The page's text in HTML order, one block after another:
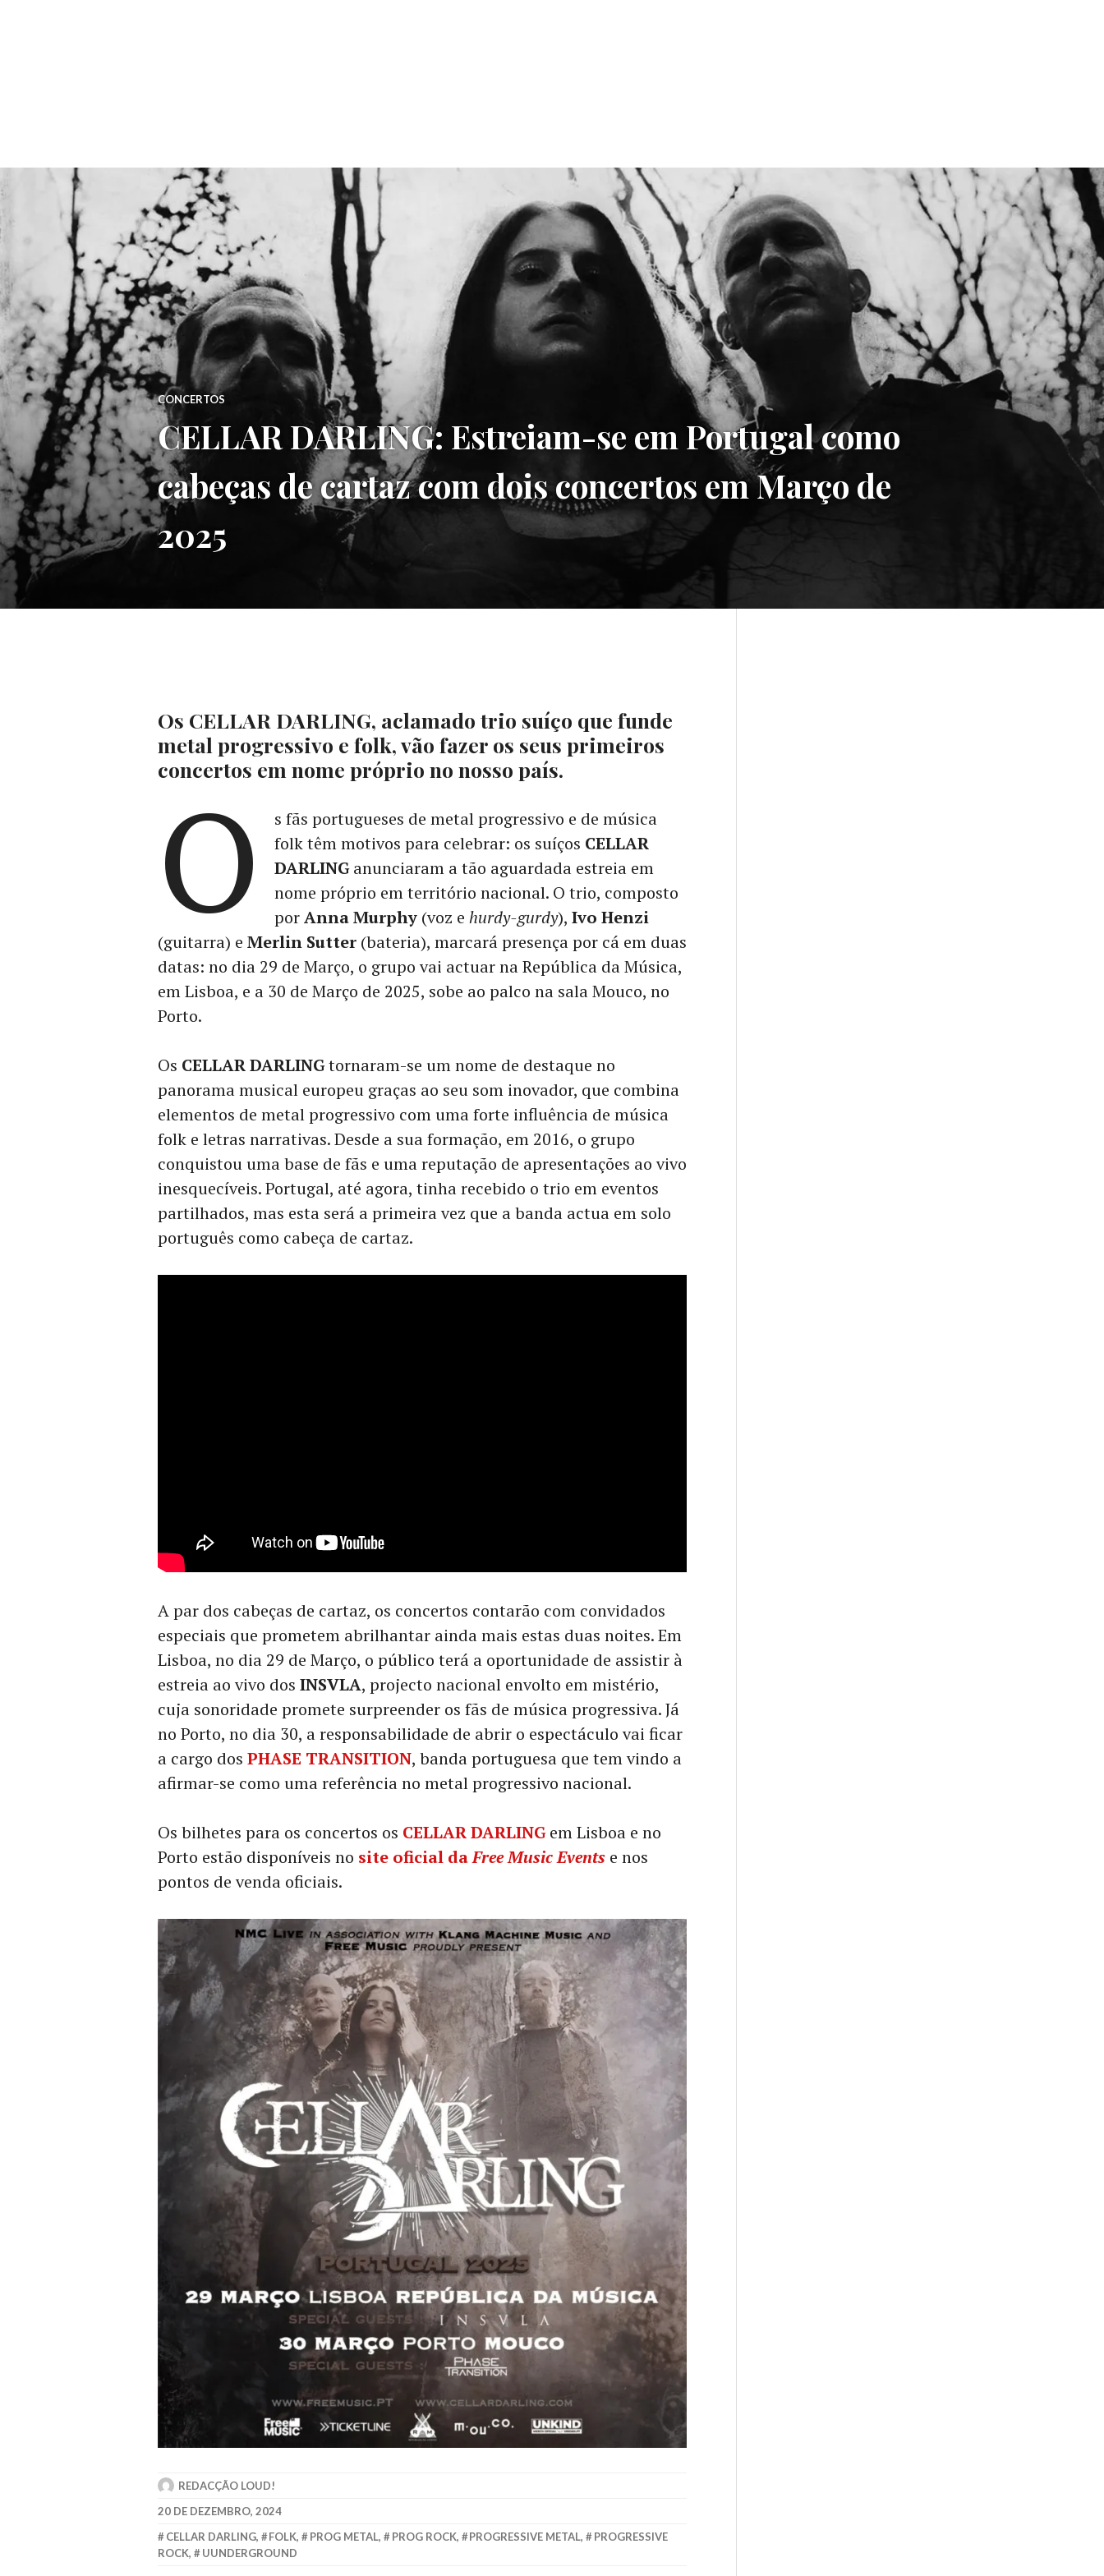
CONCERTOS
CELLAR DARLING: Estreiam-se em Portugal como
cabeças de cartaz com dois concertos em Março de
2025
Os CELLAR DARLING, aclamado trio suíço que funde
metal progressivo e folk, vão fazer os seus primeiros
concertos em nome próprio no nosso país.
O
s fãs portugueses de metal progressivo e de música
folk têm motivos para celebrar: os suíços CELLAR
DARLINGanunciaram a tão aguardada estreia em
nome próprio em território nacional. O trio, composto
porAnna Murphy(voz e hurdy-gurdy), Ivo Henzi
(guitarra) e Merlin Sutter (bateria), marcará presença por cá em duas
datas: no dia 29 de Março, o grupo vai actuar na República da Música,
em Lisboa, e a 30 de Março de 2025, sobe ao palco na sala Mouco, no
Porto.
Os CELLAR DARLINGtornaram-se um nome de destaque no
panorama musical europeu graças ao seu som inovador, que combina
elementos de metal progressivo com uma forte influência de música
folk e letras narrativas. Desde a sua formação, em 2016, o grupo
conquistou uma base de fãs e uma reputação de apresentações ao vivo
inesquecíveis. Portugal, até agora, tinha recebido o trio em eventos
partilhados, mas esta será a primeira vez que a banda actua em solo
português como cabeça de cartaz.
A par dos cabeças de cartaz, os concertos contarão com convidados
especiais que prometem abrilhantar ainda mais estas duas noites. Em
Lisboa, no dia 29 de Março, o público terá a oportunidade de assistir à
estreia ao vivo dos INSVLA, projecto nacional envolto em mistério,
cuja sonoridade promete surpreender os fãs de música progressiva. Já
no Porto, no dia 30, a responsabilidade de abrir o espectáculo vai ficar
a cargo dos PHASE TRANSITION, banda portuguesa que tem vindo a
afirmar-se como uma referência no metal progressivo nacional.
Os bilhetes para os concertos os CELLAR DARLINGem Lisboa e no
Porto estão disponíveis no site oficial daFree Music Events e nos
pontos de venda oficiais.
REDACÇÃO LOUD!
20 DE DEZEMBRO, 2024
CELLAR DARLING, FOLK, PROG METAL, PROG ROCK, PROGRESSIVE METAL,
PROGRESSIVE
ROCK, UUNDERGROUND